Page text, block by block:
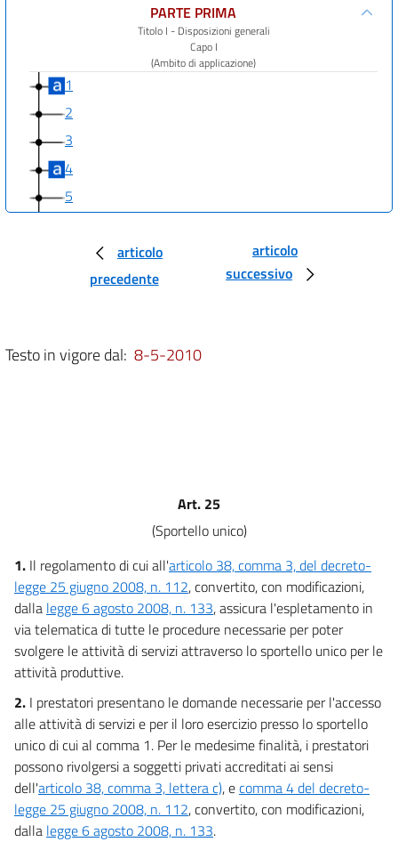
PARTE PRIMA
Titolo I - Disposizioni generali
Capo I
(Ambito di applicazione)
1
2
3
4
5
9
Titolo II - Disposizioni in materia di accesso ed
13
Capo II
Disposizioni generali in materia di regimi autorizzatori
14
15
16
17
18
19
Titolo III - Libera prestazione dei servizi
20
articolo
precedente
articolo
successivo
Testo in vigore dal: 8-5-2010
Art. 25
(Sportello unico)
1. Il regolamento di cui all'articolo 38, comma 3, del decreto-
legge 25 giugno 2008, n. 112, convertito, con modificazioni,
dalla legge 6 agosto 2008, n. 133, assicura l'espletamento in
via telematica di tutte le procedure necessarie per poter
svolgere le attività di servizi attraverso lo sportello unico per le
attività produttive.
2. I prestatori presentano le domande necessarie per l'accesso
alle attività di servizi e per il loro esercizio presso lo sportello
unico di cui al comma 1. Per le medesime finalità, i prestatori
possono rivolgersi a soggetti privati accreditati ai sensi
dell'articolo 38, comma 3, lettera c), ecomma 4 del decreto-
legge 25 giugno 2008, n. 112, convertito, con modificazioni,
dalla legge 6 agosto 2008, n. 133.